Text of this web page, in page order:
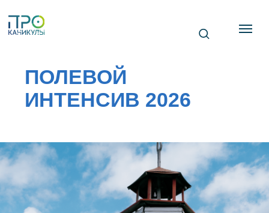
ИНТЕНСИВ 2026